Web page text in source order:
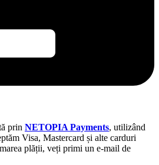
prin NETOPIA Payments, utilizând
Visa, Mastercard și alte carduri
plății, veți primi un e-mail de